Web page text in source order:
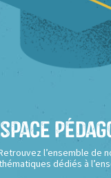
l’ensemble de
dédiés à